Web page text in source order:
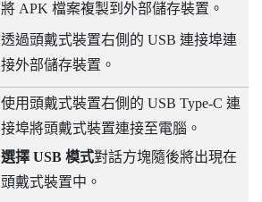
將 APK 檔案複製到外部儲存裝置。
透過頭戴式裝置右側的 USB 連接埠連
接外部儲存裝置。
使用頭戴式裝置右側的 USB Type-C 連
接埠將頭戴式裝置連接至電腦。
選擇 USB 模式對話方塊隨後將出現在
頭戴式裝置中。